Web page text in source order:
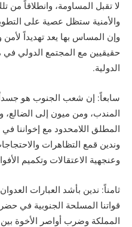
لا تقبل المساومة، وانطلاقاً من
والأمنية ستظل عصية على
وإن المساس بها يعد تهديداً
حقيقيين مع المجتمع الدولي في
الدولية.
سابعاً: إن شعب الجنوب هو جسداً
المندب، ومن ميون إلى الضالع،
المطلق اللامحدود مع
وندين قمع التظاهرات
وعنجهية الاعتقالات وتكميم
ثامناً: ندين بأشد العبارات
قواتنا المسلحة الجنوبية في
المملكة وضرب أواصر الأخوة